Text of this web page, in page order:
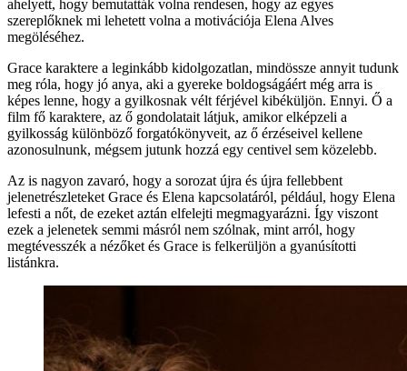
ahelyett, hogy bemutatták volna rendesen, hogy az egyes
szereplőknek mi lehetett volna a motivációja Elena Alves
megöléséhez.
Grace karaktere a leginkább kidolgozatlan, mindössze annyit tudunk
meg róla, hogy jó anya, aki a gyereke boldogságáért még arra is
képes lenne, hogy a gyilkosnak vélt férjével kibéküljön. Ennyi. Ő a
film fő karaktere, az ő gondolatait látjuk, amikor elképzeli a
gyilkosság különböző forgatókönyveit, az ő érzéseivel kellene
azonosulnunk, mégsem jutunk hozzá egy centivel sem közelebb.
Az is nagyon zavaró, hogy a sorozat újra és újra fellebbent
jelenetrészleteket Grace és Elena kapcsolatáról, például, hogy Elena
lefesti a nőt, de ezeket aztán elfelejti megmagyarázni. Így viszont
ezek a jelenetek semmi másról nem szólnak, mint arról, hogy
megtévesszék a nézőket és Grace is felkerüljön a gyanúsítotti
listánkra.